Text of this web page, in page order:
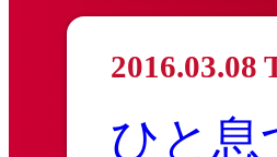
2016.03.08
ひと息